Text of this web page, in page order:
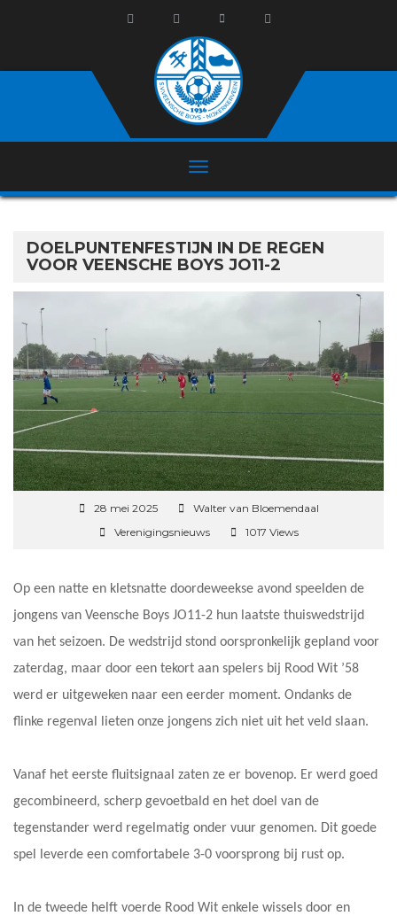
DOELPUNTENFESTIJN IN DE REGEN
VOOR VEENSCHE BOYS JO11-2
28 mei 2025
Walter van Bloemendaal
Verenigingsnieuws
1017 Views
Op een natte en kletsnatte doordeweekse avond speelden de
jongens van Veensche Boys JO11-2 hun laatste thuiswedstrijd
van het seizoen. De wedstrijd stond oorspronkelijk gepland voor
zaterdag, maar door een tekort aan spelers bij Rood Wit ’58
werd er uitgeweken naar een eerder moment. Ondanks de
flinke regenval lieten onze jongens zich niet uit het veld slaan.
Vanaf het eerste fluitsignaal zaten ze er bovenop. Er werd goed
gecombineerd, scherp gevoetbald en het doel van de
tegenstander werd regelmatig onder vuur genomen. Dit goede
spel leverde een comfortabele 3-0 voorsprong bij rust op.
In de tweede helft voerde Rood Wit enkele wissels door en